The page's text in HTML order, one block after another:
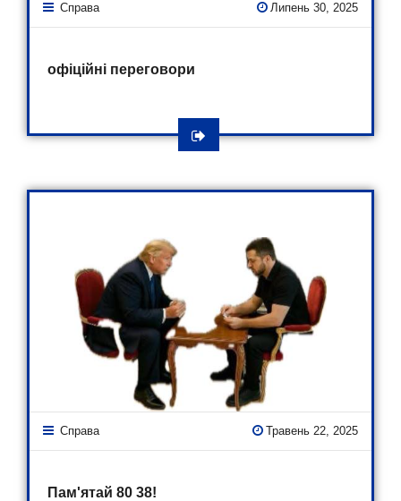
Справа Липень 30, 2025
офіційні переговори
Справа Травень 22, 2025
Пам'ятай 80 38!